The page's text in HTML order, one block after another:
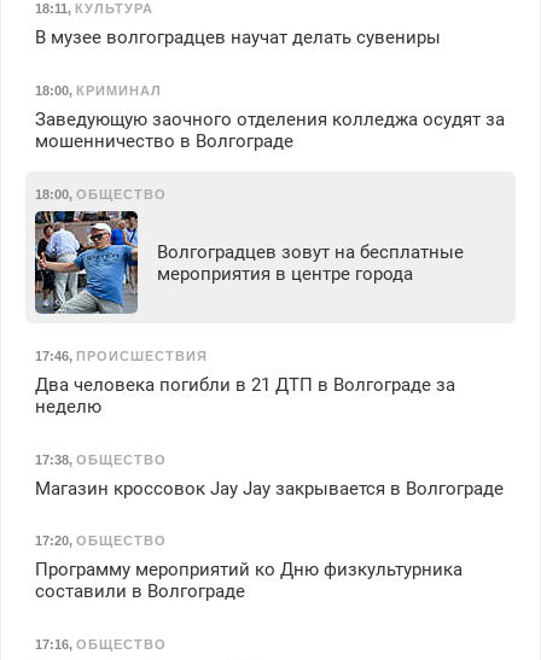
18:11 , КУЛЬТУРА
В музее волгоградцев научат делать сувениры
18:00, КРИМИНАЛ
Заведующую заочного отделения колледжа осудят за
мошенничество в Волгограде
18:00, ОБЩЕСТВО
Волгоградцев зовут на бесплатные
мероприятия в центре города
17:46, ПРОИСШЕСТВИЯ
Два человека погибли в 21 ДТП в Волгограде за
неделю
17:38, ОБЩЕСТВО
Магазин кроссовок Jay Jay закрывается в Волгограде
17:20, ОБЩЕСТВО
Программу мероприятий ко Дню физкультурника
составили в Волгограде
17:16, ОБЩЕСТВО